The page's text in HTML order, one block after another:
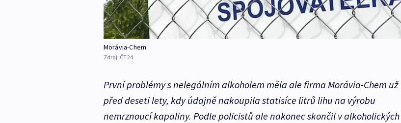
Morávia-Chem
Zdroj: ČT24
První problémy s nelegálním alkoholem měla ale firma Morávia-Chem už
před deseti lety, kdy údajně nakoupila statisíce litrů lihu na výrobu
nemrznoucí kapaliny. Podle policistů ale nakonec skončil v alkoholických